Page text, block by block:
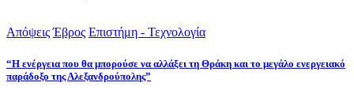
Απόψεις Έβρος Επιστήμη - Τεχνολογία
“Η ενέργεια που θα μπορούσε να αλλάξει τη Θράκη και το μεγάλο ενεργειακό
παράδοξο της Αλεξανδρούπολης”